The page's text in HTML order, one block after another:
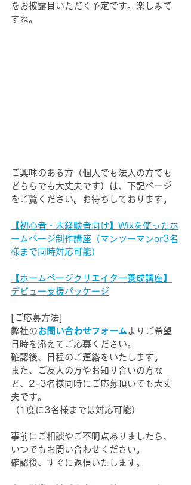
をお披露目いただく予定です。楽しみで
すね。
ご興味のある方（個人でも法人の方でも
どちらでも大丈夫です）は、下記ページ
をご覧ください。お待ちしております。
【初心者・未経験者向け】Wixを使ったホ
ームページ制作講座（マンツーマンor3名
様まで同時対応可能）
【ホームページクリエイター養成講座】
デビュー支援パッケージ
[ご応募方法]
弊社の お問い合わせフォーム よりご希望
日時を添えてご応募ください。
確認後、日程のご連絡をいたします。
また、ご友人の方やお知り合いの方な
ど、2-3名様同時にご応募頂いても大丈
夫です。
（1度に3名様までは対応可能）
事前にご相談やご不明点ありましたら、
いつでもお問い合わせください。
確認後、すぐに返信いたします。